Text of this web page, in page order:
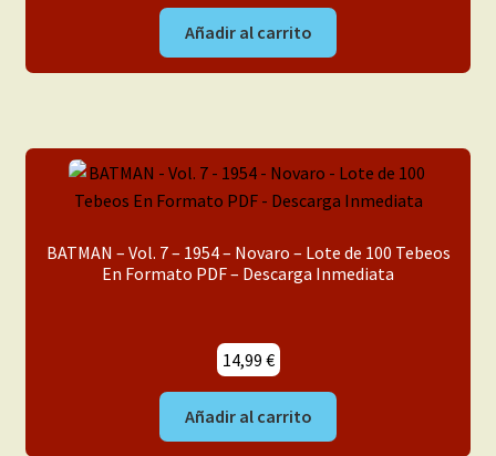
Añadir al carrito
BATMAN – Vol. 7 – 1954 – Novaro – Lote de 100 Tebeos
En Formato PDF – Descarga Inmediata
14,99 €
Añadir al carrito